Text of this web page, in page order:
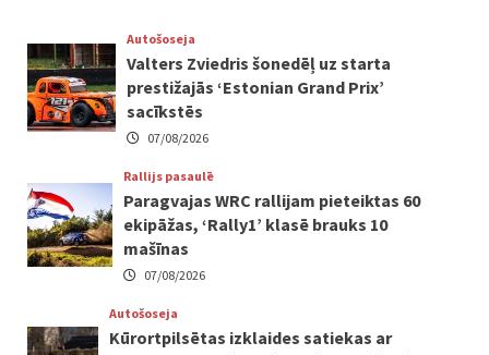
Autošoseja
Valters Zviedris šonedēļ uz starta
prestižajās ‘Estonian Grand Prix’
sacīkstēs
07/08/2026
Rallijs pasaulē
Paragvajas WRC rallijam pieteiktas 60
ekipāžas, ‘Rally1’ klasē brauks 10
mašīnas
07/08/2026
Autošoseja
Kūrortpilsētas izklaides satiekas ar